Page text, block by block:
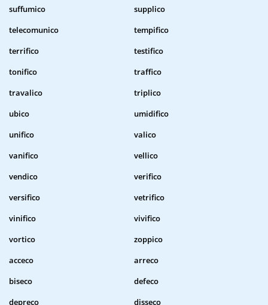
suffumico
supplico
telecomunico
tempifico
terrifico
testifico
tonifico
traffico
travalico
triplico
ubico
umidifico
unifico
valico
vanifico
vellico
vendico
verifico
versifico
vetrifico
vinifico
vivifico
vortico
zoppico
acceco
arreco
biseco
defeco
depreco
disseco